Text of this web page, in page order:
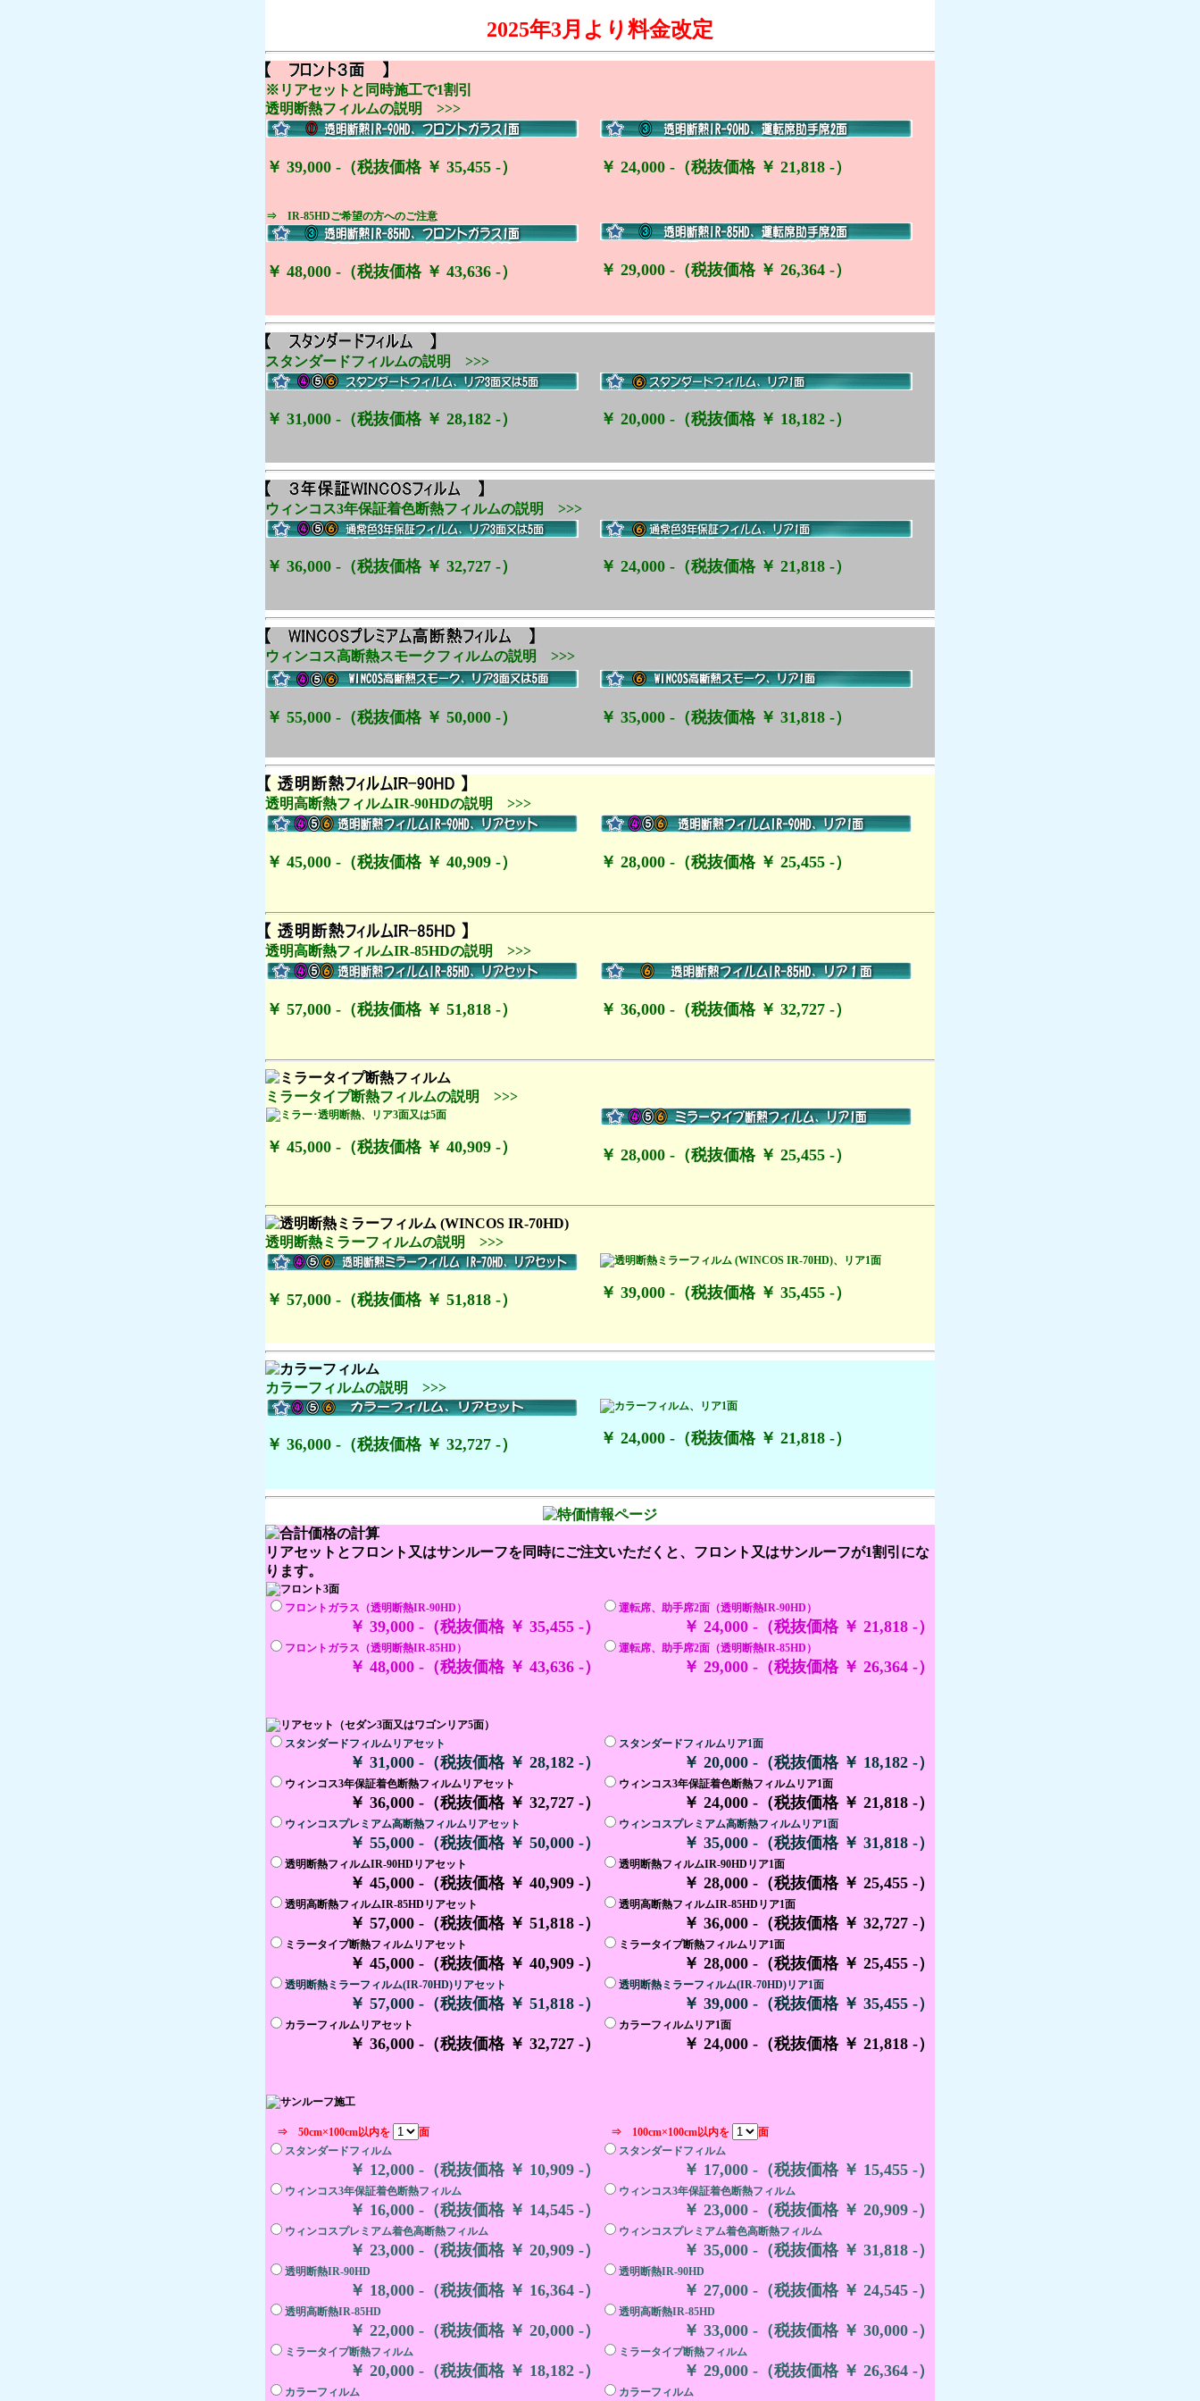
2025年3月より料金改定
※リアセットと同時施工で1割引
透明断熱フィルムの説明 >>>
￥ 39,000 -（税抜価格 ￥ 35,455 -） ￥ 24,000 -（税抜価格 ￥ 21,818 -）
⇒ IR-85HDご希望の方へのご注意
￥ 48,000 -（税抜価格 ￥ 43,636 -） ￥ 29,000 -（税抜価格 ￥ 26,364 -）
スタンダードフィルムの説明 >>>
￥ 31,000 -（税抜価格 ￥ 28,182 -） ￥ 20,000 -（税抜価格 ￥ 18,182 -）
ウィンコス3年保証着色断熱フィルムの説明 >>>
￥ 36,000 -（税抜価格 ￥ 32,727 -） ￥ 24,000 -（税抜価格 ￥ 21,818 -）
ウィンコス高断熱スモークフィルムの説明 >>>
￥ 55,000 -（税抜価格 ￥ 50,000 -） ￥ 35,000 -（税抜価格 ￥ 31,818 -）
透明高断熱フィルムIR-90HDの説明 >>>
￥ 45,000 -（税抜価格 ￥ 40,909 -） ￥ 28,000 -（税抜価格 ￥ 25,455 -）
透明高断熱フィルムIR-85HDの説明 >>>
￥ 57,000 -（税抜価格 ￥ 51,818 -） ￥ 36,000 -（税抜価格 ￥ 32,727 -）
ミラータイプ断熱フィルムの説明 >>>
￥ 45,000 -（税抜価格 ￥ 40,909 -） ￥ 28,000 -（税抜価格 ￥ 25,455 -）
透明断熱ミラーフィルムの説明 >>>
￥ 57,000 -（税抜価格 ￥ 51,818 -） ￥ 39,000 -（税抜価格 ￥ 35,455 -）
カラーフィルムの説明 >>>
￥ 36,000 -（税抜価格 ￥ 32,727 -） ￥ 24,000 -（税抜価格 ￥ 21,818 -）
リアセットとフロント又はサンルーフを同時にご注文いただくと、フロント又はサンルーフが1割引にな
ります。
フロントガラス（透明断熱IR-90HD）
￥ 39,000 -（税抜価格 ￥ 35,455 -）
運転席、助手席2面（透明断熱IR-90HD）
￥ 24,000 -（税抜価格 ￥ 21,818 -）
フロントガラス（透明断熱IR-85HD）
￥ 48,000 -（税抜価格 ￥ 43,636 -）
運転席、助手席2面（透明断熱IR-85HD）
￥ 29,000 -（税抜価格 ￥ 26,364 -）
スタンダードフィルムリアセット
￥ 31,000 -（税抜価格 ￥ 28,182 -）
ウィンコス3年保証着色断熱フィルムリアセット
￥ 36,000 -（税抜価格 ￥ 32,727 -）
ウィンコスプレミアム高断熱フィルムリアセット
￥ 55,000 -（税抜価格 ￥ 50,000 -）
透明断熱フィルムIR-90HDリアセット
￥ 45,000 -（税抜価格 ￥ 40,909 -）
透明高断熱フィルムIR-85HDリアセット
￥ 57,000 -（税抜価格 ￥ 51,818 -）
ミラータイプ断熱フィルムリアセット
￥ 45,000 -（税抜価格 ￥ 40,909 -）
透明断熱ミラーフィルム(IR-70HD)リアセット
￥ 57,000 -（税抜価格 ￥ 51,818 -）
カラーフィルムリアセット
￥ 36,000 -（税抜価格 ￥ 32,727 -）
スタンダードフィルムリア1面
￥ 20,000 -（税抜価格 ￥ 18,182 -）
ウィンコス3年保証着色断熱フィルムリア1面
￥ 24,000 -（税抜価格 ￥ 21,818 -）
ウィンコスプレミアム高断熱フィルムリア1面
￥ 35,000 -（税抜価格 ￥ 31,818 -）
透明断熱フィルムIR-90HDリア1面
￥ 28,000 -（税抜価格 ￥ 25,455 -）
透明高断熱フィルムIR-85HDリア1面
￥ 36,000 -（税抜価格 ￥ 32,727 -）
ミラータイプ断熱フィルムリア1面
￥ 28,000 -（税抜価格 ￥ 25,455 -）
透明断熱ミラーフィルム(IR-70HD)リア1面
￥ 39,000 -（税抜価格 ￥ 35,455 -）
カラーフィルムリア1面
￥ 24,000 -（税抜価格 ￥ 21,818 -）
⇒ 50cm×100cm以内を
面
スタンダードフィルム
￥ 12,000 -（税抜価格 ￥ 10,909 -）
ウィンコス3年保証着色断熱フィルム
￥ 16,000 -（税抜価格 ￥ 14,545 -）
ウィンコスプレミアム着色高断熱フィルム
￥ 23,000 -（税抜価格 ￥ 20,909 -）
透明断熱IR-90HD
￥ 18,000 -（税抜価格 ￥ 16,364 -）
透明高断熱IR-85HD
￥ 22,000 -（税抜価格 ￥ 20,000 -）
ミラータイプ断熱フィルム
￥ 20,000 -（税抜価格 ￥ 18,182 -）
カラーフィルム
⇒ 100cm×100cm以内を
面
スタンダードフィルム
￥ 17,000 -（税抜価格 ￥ 15,455 -）
ウィンコス3年保証着色断熱フィルム
￥ 23,000 -（税抜価格 ￥ 20,909 -）
ウィンコスプレミアム着色高断熱フィルム
￥ 35,000 -（税抜価格 ￥ 31,818 -）
透明断熱IR-90HD
￥ 27,000 -（税抜価格 ￥ 24,545 -）
透明高断熱IR-85HD
￥ 33,000 -（税抜価格 ￥ 30,000 -）
ミラータイプ断熱フィルム
￥ 29,000 -（税抜価格 ￥ 26,364 -）
カラーフィルム